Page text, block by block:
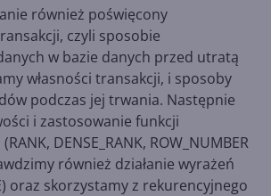
również poświęcony
czyli sposobie
w bazie danych przed utratą
własności transakcji, i sposoby
podczas jej trwania. Następnie
i zastosowanie funkcji
DENSE_RANK, ROW_NUMBER
również działanie wyrażeń
oraz skorzystamy z rekurencyjnego